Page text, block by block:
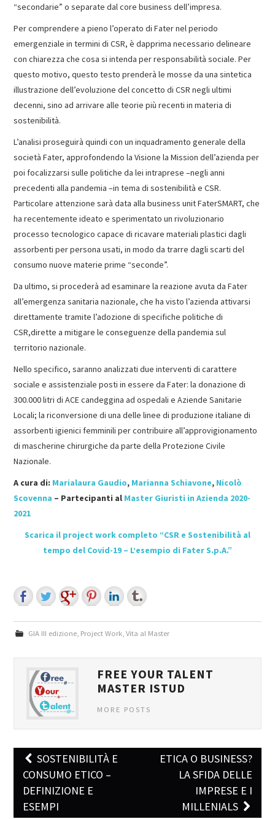
“secondarie” o separate dal core business dell’impresa.
Per comprendere a pieno l’operato di Fater nel periodo
emergenziale in termini di CSR, è dapprima necessario delineare
con chiarezza che cosa si intenda per responsabilità sociale. Per
questo motivo, questo testo prenderà le mosse da una sintetica
illustrazione dell’evoluzione del concetto di CSR negli ultimi
decenni, sino ad arrivare alle teorie più recenti in materia di
sostenibilità.
L’analisi proseguirà quindi con un inquadramento generale della
società Fater, approfondendo la Visione la Mission dell’azienda per
poi focalizzarsi sulle politiche da lei intraprese –negli anni
precedenti alla pandemia –in tema di sostenibilità e CSR.
Particolare attenzione sarà data alla business unit FaterSMART, che
ha recentemente ideato e sperimentato un rivoluzionario
processo tecnologico capace di ricavare materiali plastici dagli
assorbenti per persona usati, in modo da trarre dagli scarti del
consumo nuove materie prime “seconde”.
Da ultimo, si procederà ad esaminare la reazione avuta da Fater
all’emergenza sanitaria nazionale, che ha visto l’azienda attivarsi
direttamente tramite l’adozione di specifiche politiche di
CSR,dirette a mitigare le conseguenze della pandemia sul
territorio nazionale.
Nello specifico, saranno analizzati due interventi di carattere
sociale e assistenziale posti in essere da Fater: la donazione di
300.000 litri di ACE candeggina ad ospedali e Aziende Sanitarie
Locali; la riconversione di una delle linee di produzione italiane di
assorbenti igienici femminili per contribuire all’approvigionamento
di mascherine chirurgiche da parte della Protezione Civile
Nazionale.
A cura di: Marialaura Gaudio, Marianna Schiavone, Nicolò
Scovenna – Partecipanti al Master Giuristi in Azienda 2020-
2021
Scarica il project work completo “CSR e Sostenibilità al
tempo del Covid-19 – L’esempio di Fater S.p.A.”
GIA III edizione, Project Work, Vita al Master
FREE YOUR TALENT
MASTER ISTUD
MORE POSTS
Post navigation
SOSTENIBILITÀ E
CONSUMO ETICO –
DEFINIZIONE E
ESEMPI
ETICA O BUSINESS?
LA SFIDA DELLE
IMPRESE E I
MILLENIALS